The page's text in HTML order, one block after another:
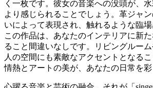
く一枚です。彼女の音楽への没頭が、
より感じられることでしょう。革ジャ
いによって表現され、触れるような臨場
この作品は、あなたのインテリアに新
ること間違いなしです。リビングルー
人の空間にも素敵なアクセントとなる
情熱とアートの美が、あなたの日常を彩